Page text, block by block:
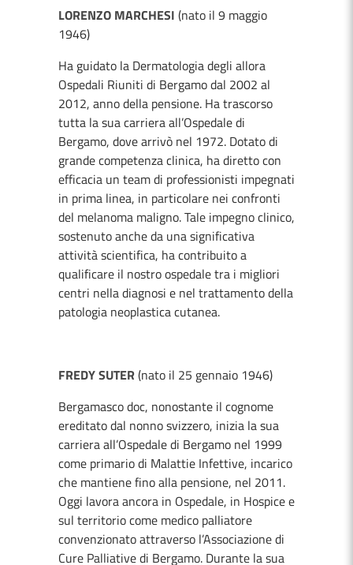
LORENZO MARCHESI (nato il 9 maggio
1946)
Ha guidato la Dermatologia degli allora
Ospedali Riuniti di Bergamo dal 2002 al
2012, anno della pensione. Ha trascorso
tutta la sua carriera all’Ospedale di
Bergamo, dove arrivò nel 1972. Dotato di
grande competenza clinica, ha diretto con
efficacia un team di professionisti impegnati
in prima linea, in particolare nei confronti
del melanoma maligno. Tale impegno clinico,
sostenuto anche da una significativa
attività scientifica, ha contribuito a
qualificare il nostro ospedale tra i migliori
centri nella diagnosi e nel trattamento della
patologia neoplastica cutanea.
FREDY SUTER(nato il 25 gennaio 1946)
Bergamasco doc, nonostante il cognome
ereditato dal nonno svizzero, inizia la sua
carriera all’Ospedale di Bergamo nel 1999
come primario di Malattie Infettive, incarico
che mantiene fino alla pensione, nel 2011.
Oggi lavora ancora in Ospedale, in Hospice e
sul territorio come medico palliatore
convenzionato attraverso l’Associazione di
Cure Palliative di Bergamo. Durante la sua